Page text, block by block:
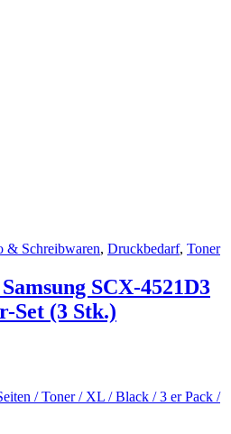
& Schreibwaren, Druckbedarf, Toner
SCX-4521D3
Set (3 Stk.)
/ Toner / XL / Black / 3 er Pack /